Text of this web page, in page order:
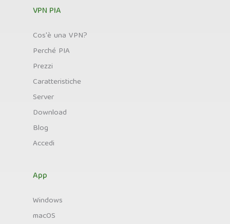
VPN PIA
Cos'è una VPN?
Perché PIA
Prezzi
Caratteristiche
Server
Download
Blog
Accedi
App
Windows
macOS